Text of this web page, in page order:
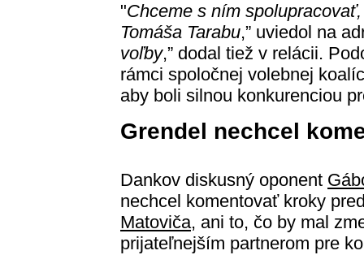
"Chceme s ním
Tomáša Tarabu,” uviedol na
voľby,” dodal tiež v relácii.
rámci spoločnej volebnej
aby boli silnou konkurenciou
Grendel nechcel
Dankov diskusný oponent
nechcel komentovať kroky
Matoviča, ani to, čo by mal
prijateľnejším partnerom pre